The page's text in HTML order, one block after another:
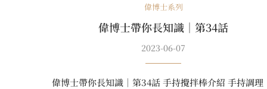
偉博士系列
偉博士帶你長知識｜第34話
2023-06-07
偉博士帶你長知識｜第34話 手持攪拌棒介紹 手持調理